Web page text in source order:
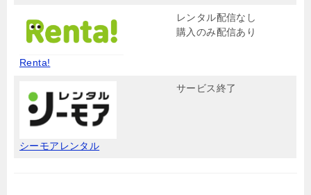
Renta!
レンタル配信なし
購入のみ配信あり
シーモアレンタル
サービス終了